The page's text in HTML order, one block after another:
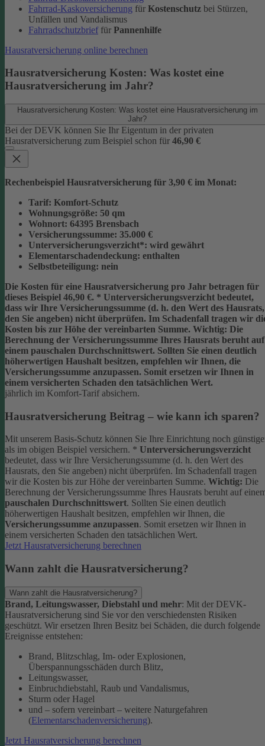
Fahrrad-Kaskoversicherung für Kostenschutz bei Stürzen,
Unfällen und Vandalismus
Fahrradschutzbrief für Pannenhilfe
Hausratversicherung online berechnen
Hausratversicherung Kosten: Was kostet eine
Hausratversicherung im Jahr?
Hausratversicherung Kosten: Was kostet eine Hausratversicherung im
Jahr?
Bei der DEVK können Sie Ihr Eigentum in der privaten
Hausratversicherung zum Beispiel schon für 46,90 €
Rechenbeispiel Hausratversicherung für 3,90 € im Monat:
Tarif: Komfort-Schutz
Wohnungsgröße: 50 qm
Wohnort: 64395 Brensbach
Versicherungssumme: 35.000 €
Unterversicherungsverzicht*: wird gewährt
Elementarschadendeckung: enthalten
Selbstbeteiligung: nein
Die Kosten für eine Hausratversicherung pro Jahr betragen für
dieses Beispiel 46,90 €. * Unterversicherungsverzicht bedeutet,
dass wir Ihre Versicherungssumme (d. h. den Wert des Hausrats,
den Sie angeben) nicht überprüfen. Im Schadenfall tragen wir
Kosten bis zur Höhe der vereinbarten Summe. Wichtig: Die
Berechnung der Versicherungssumme Ihres Hausrats beruht auf
einem pauschalen Durchschnittswert. Sollten Sie einen deutlich
höherwertigen Haushalt besitzen, empfehlen wir Ihnen, die
Versicherungssumme anzupassen. Somit ersetzen wir Ihnen in
einem versicherten Schaden den tatsächlichen Wert.
jährlich im Komfort-Tarif absichern.
Hausratversicherung Beitrag – wie kann ich sparen?
Mit unserem Basis-Schutz können Sie Ihre Einrichtung noch
als im obigen Beispiel versichern. * Unterversicherungsverzicht
bedeutet, dass wir Ihre Versicherungssumme (d. h. den Wert des
Hausrats, den Sie angeben) nicht überprüfen. Im Schadenfall tragen
wir die Kosten bis zur Höhe der vereinbarten Summe. Wichtig: Die
Berechnung der Versicherungssumme Ihres Hausrats beruht auf
pauschalen Durchschnittswert. Sollten Sie einen deutlich
höherwertigen Haushalt besitzen, empfehlen wir Ihnen, die
Versicherungssumme anzupassen. Somit ersetzen wir Ihnen in
einem versicherten Schaden den tatsächlichen Wert.
Jetzt Hausratversicherung berechnen
Wann zahlt die Hausratversicherung?
Wann zahlt die Hausratversicherung?
Brand, Leitungswasser, Diebstahl und mehr: Mit der DEVK-
Hausratversicherung sind Sie vor den verschiedensten Risiken
geschützt. Wir ersetzen Ihren Besitz bei Schäden, die durch folgende
Ereignisse entstehen:
Brand, Blitzschlag, Im- oder Explosionen,
Überspannungsschäden durch Blitz,
Leitungswasser,
Einbruchdiebstahl, Raub und Vandalismus,
Sturm oder Hagel
und – sofern vereinbart – weitere Naturgefahren
(Elementarschadenversicherung).
Jetzt Hausratversicherung berechnen